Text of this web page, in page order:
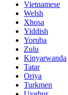
Vietnamese
Welsh
Xhosa
Yiddish
Yoruba
Zulu
Kinyarwanda
Tatar
Oriya
Turkmen